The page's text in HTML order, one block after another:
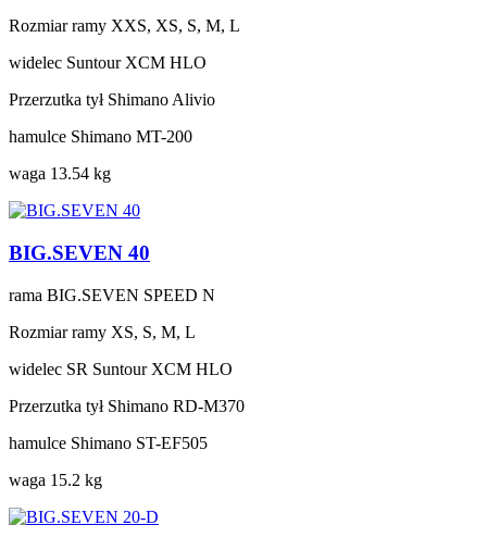
Rozmiar ramy XXS, XS, S, M, L
widelec Suntour XCM HLO
Przerzutka tył Shimano Alivio
hamulce Shimano MT-200
waga 13.54 kg
BIG.SEVEN 40
rama BIG.SEVEN SPEED N
Rozmiar ramy XS, S, M, L
widelec SR Suntour XCM HLO
Przerzutka tył Shimano RD-M370
hamulce Shimano ST-EF505
waga 15.2 kg